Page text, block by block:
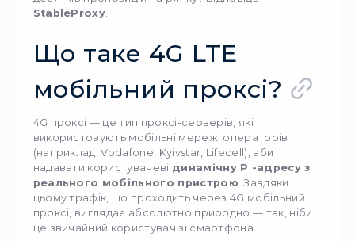
У digital-середовищі, де швидкість,
стабільність мають критичне значення, 4G
проксі стали справжнім інструментом №1
професіоналів. Вони ідеально підходять для
хто працює з великими обсягами даних,
мобільні додатки, веде десятки акаунтів у
соцмережах або займається арбітражем
Але як обрати справді якісне рішення серед